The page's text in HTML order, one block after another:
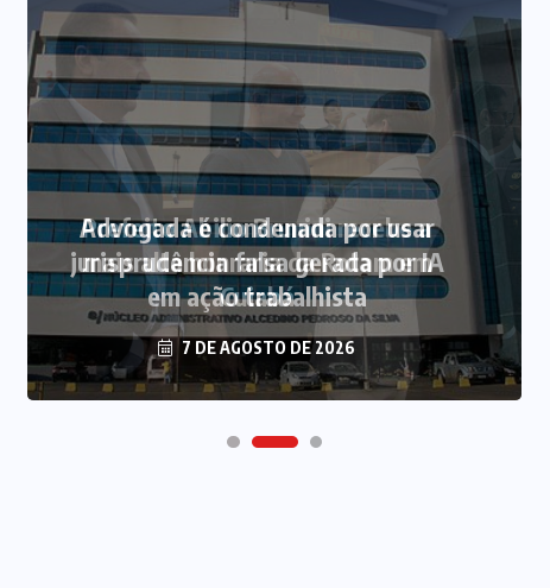
Advogada é condenada por usar
jurisprudência falsa gerada por IA
em ação trabalhista
7 DE AGOSTO DE 2026